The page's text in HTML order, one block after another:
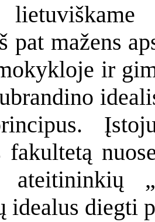
pat mažens
ir
ateitininkių
idealus diegti